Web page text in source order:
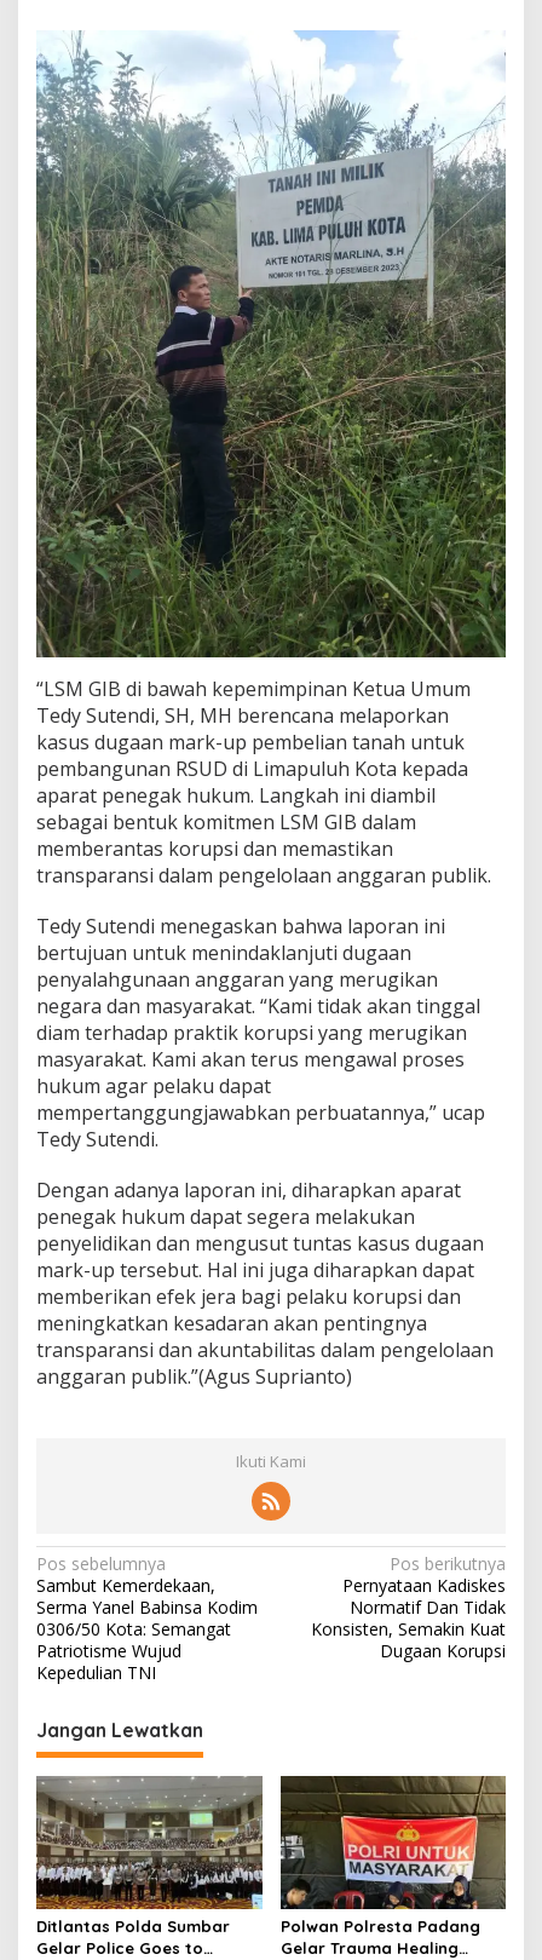
“LSM GIB di bawah kepemimpinan Ketua Umum
Tedy Sutendi, SH, MH berencana melaporkan
kasus dugaan mark-up pembelian tanah untuk
pembangunan RSUD di Limapuluh Kota kepada
aparat penegak hukum. Langkah ini diambil
sebagai bentuk komitmen LSM GIB dalam
memberantas korupsi dan memastikan
transparansi dalam pengelolaan anggaran publik.
Tedy Sutendi menegaskan bahwa laporan ini
bertujuan untuk menindaklanjuti dugaan
penyalahgunaan anggaran yang merugikan
negara dan masyarakat. “Kami tidak akan tinggal
diam terhadap praktik korupsi yang merugikan
masyarakat. Kami akan terus mengawal proses
hukum agar pelaku dapat
mempertanggungjawabkan perbuatannya,” ucap
Tedy Sutendi.
Dengan adanya laporan ini, diharapkan aparat
penegak hukum dapat segera melakukan
penyelidikan dan mengusut tuntas kasus dugaan
mark-up tersebut. Hal ini juga diharapkan dapat
memberikan efek jera bagi pelaku korupsi dan
meningkatkan kesadaran akan pentingnya
transparansi dan akuntabilitas dalam pengelolaan
anggaran publik.”(Agus Suprianto)
Ikuti Kami
N
a
v
i
a
s
i
p
o
s
Pos sebelumnya
Sambut Kemerdekaan,
Serma Yanel Babinsa Kodim
0306/50 Kota: Semangat
Patriotisme Wujud
Kepedulian TNI
Pos berikutnya
Pernyataan Kadiskes
Normatif Dan Tidak
Konsisten, Semakin Kuat
Dugaan Korupsi
Jangan Lewatkan
Ditlantas Polda Sumbar
Gelar Police Goes to
Polwan Polresta Padang
Gelar Trauma Healing